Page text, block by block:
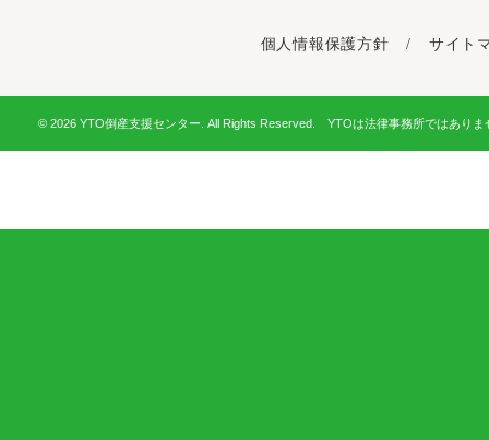
個人情報保護方針 / サイト
© 2026 YTO倒産支援センター. All Rights Reserved. YTOは法律事務所ではありま